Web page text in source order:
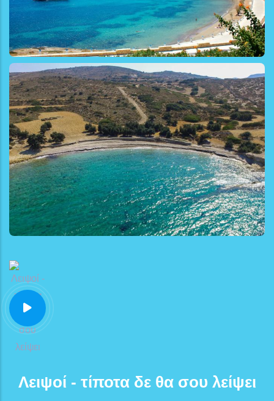
Λειψοί - τίποτα δε θα σου λείψει